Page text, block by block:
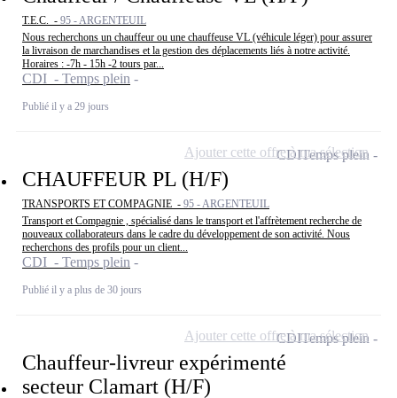
T.E.C. - 95 - ARGENTEUIL
Nous recherchons un chauffeur ou une chauffeuse VL (véhicule léger) pour assurer
la livraison de marchandises et la gestion des déplacements liés à notre activité.
Horaires : -7h - 15h -2 tours par...
CDI - Temps plein
Publié il y a 29 jours
CHAUFFEUR PL (H/F)
TRANSPORTS ET COMPAGNIE - 95 - ARGENTEUIL
Transport et Compagnie , spécialisé dans le transport et l'affrètement recherche de
nouveaux collaborateurs dans le cadre du développement de son activité. Nous
recherchons des profils pour un client...
CDI - Temps plein
Publié il y a plus de 30 jours
CDITemps plein
Ajouter cette offre à ma sélection
Chauffeur-livreur expérimenté
secteur Clamart (H/F)
CDITemps plein
Ajouter cette offre à ma sélection